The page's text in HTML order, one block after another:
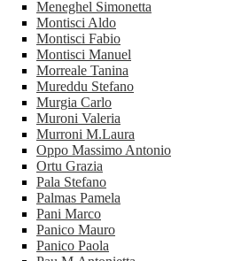
Meneghel Simonetta
Montisci Aldo
Montisci Fabio
Montisci Manuel
Morreale Tanina
Mureddu Stefano
Murgia Carlo
Muroni Valeria
Murroni M.Laura
Oppo Massimo Antonio
Ortu Grazia
Pala Stefano
Palmas Pamela
Pani Marco
Panico Mauro
Panico Paola